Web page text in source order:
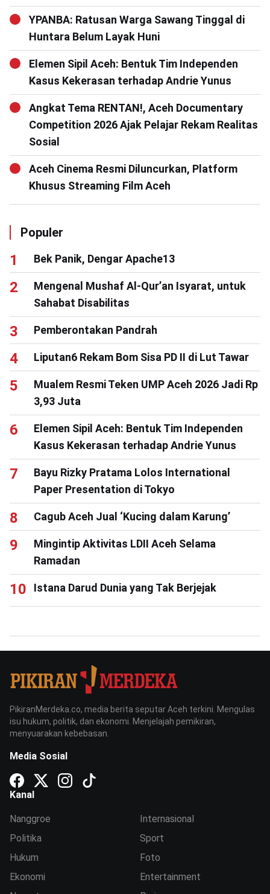
YPANBA: Ratusan Warga Sawang Tinggal di
Huntara Belum Layak Huni
Elemen Sipil Aceh: Bentuk Tim Independen
Kasus Kekerasan terhadap Andrie Yunus
Angkat Tema RENTAN!, Aceh Documentary
Competition 2026 Ajak Pelajar Rekam Realitas
Sosial
Aceh Cinema Resmi Diluncurkan, Platform
Khusus Streaming Film Aceh
Populer
Bek Panik, Dengar Apache13
Mengenal Mushaf Al-Qur’an Isyarat, untuk
Sahabat Disabilitas
Pemberontakan Pandrah
Liputan6 Rekam Bom Sisa PD II di Lut Tawar
Mualem Resmi Teken UMP Aceh 2026 Jadi Rp
3,93 Juta
Elemen Sipil Aceh: Bentuk Tim Independen
Kasus Kekerasan terhadap Andrie Yunus
Bayu Rizky Pratama Lolos International
Paper Presentation di Tokyo
Cagub Aceh Jual ‘Kucing dalam Karung’
Mingintip Aktivitas LDII Aceh Selama
Ramadan
Istana Darud Dunia yang Tak Berjejak
PikiranMerdeka.co, media berita seputar Aceh terkini. Mengulas
isu hukum, politik, dan ekonomi. Menjelajah pemikiran,
menyuarakan kebebasan.
Media Sosial
Kanal
Nanggroe
Politika
Hukum
Ekonomi
Internasional
Sport
Foto
Entertainment